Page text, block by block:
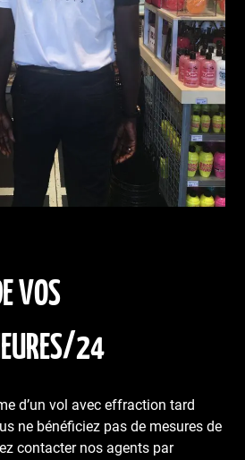
VOS
24
d’un vol avec effraction tard
ne bénéficiez pas de mesures de
contacter nos agents par